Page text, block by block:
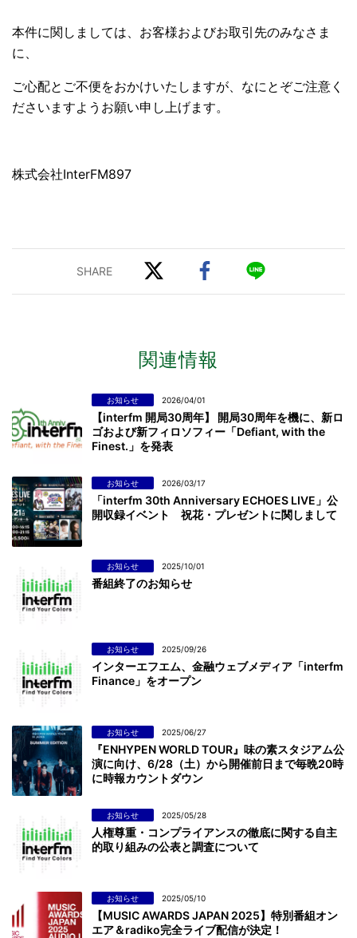
本件に関しましては、お客様およびお取引先のみなさま
に、
ご心配とご不便をおかけいたしますが、なにとぞご注意く
ださいますようお願い申し上げます。
株式会社InterFM897
関連情報
お知らせ 2026/04/01
【interfm 開局30周年】 開局30周年を機に、新ロ
ゴおよび新フィロソフィー「Defiant, with the
Finest.」を発表
お知らせ 2026/03/17
「interfm 30th Anniversary ECHOES LIVE」公
開収録イベント 祝花・プレゼントに関しまして
お知らせ 2025/10/01
番組終了のお知らせ
お知らせ 2025/09/26
インターエフエム、金融ウェブメディア「interfm
Finance」をオープン
お知らせ 2025/06/27
『ENHYPEN WORLD TOUR』味の素スタジアム公
演に向け、6/28（土）から開催前日まで毎晩20時
に時報カウントダウン
お知らせ 2025/05/28
人権尊重・コンプライアンスの徹底に関する自主
的取り組みの公表と調査について
お知らせ 2025/05/10
【MUSIC AWARDS JAPAN 2025】特別番組オン
エア＆radiko完全ライブ配信が決定！